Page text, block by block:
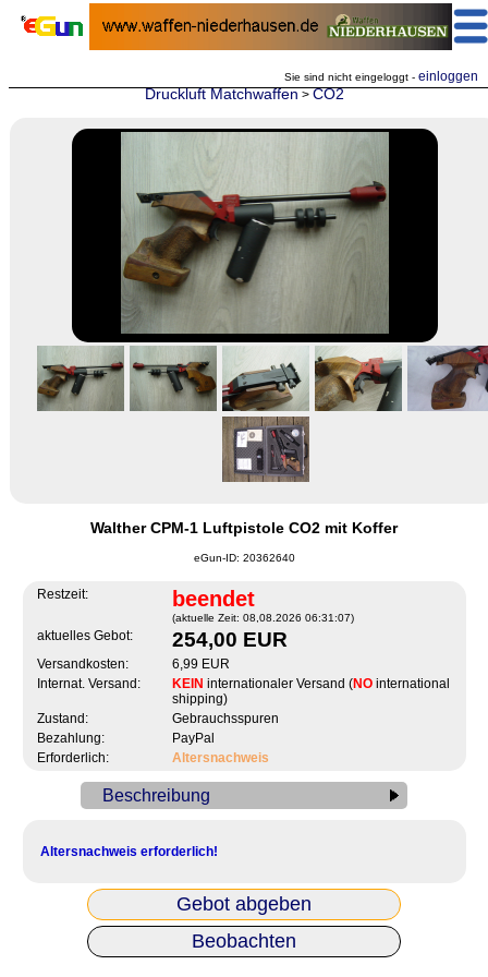
Sie sind nicht eingeloggt - einloggen
Druckluft Matchwaffen >CO2
Walther CPM-1 Luftpistole CO2 mit Koffer
eGun-ID: 20362640
Restzeit: beendet
(aktuelle Zeit: 08,08.2026 06:31:07)
aktuelles Gebot: 254,00 EUR
Versandkosten:
6,99 EUR
Internat. Versand:
KEIN internationaler Versand (NOinternational
shipping)
Zustand:
Gebrauchsspuren
Bezahlung:
PayPal
Erforderlich:
Altersnachweis
Beschreibung
Altersnachweis erforderlich!
Gebot abgeben
Beobachten